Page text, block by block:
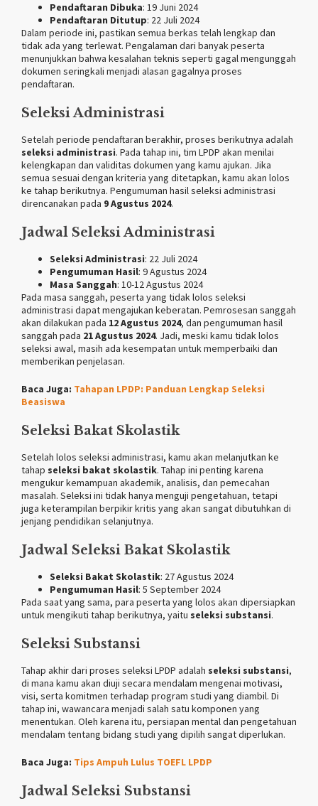
Pendaftaran Dibuka: 19 Juni 2024
Pendaftaran Ditutup: 22 Juli 2024
Dalam periode ini, pastikan semua berkas telah lengkap dan
tidak ada yang terlewat. Pengalaman dari banyak peserta
menunjukkan bahwa kesalahan teknis seperti gagal mengunggah
dokumen seringkali menjadi alasan gagalnya proses
pendaftaran.
Seleksi Administrasi
Setelah periode pendaftaran berakhir, proses berikutnya adalah
seleksi administrasi. Pada tahap ini, tim LPDP akan menilai
kelengkapan dan validitas dokumen yang kamu ajukan. Jika
semua sesuai dengan kriteria yang ditetapkan, kamu akan lolos
ke tahap berikutnya. Pengumuman hasil seleksi administrasi
direncanakan pada 9 Agustus 2024.
Jadwal Seleksi Administrasi
Seleksi Administrasi: 22 Juli 2024
Pengumuman Hasil: 9 Agustus 2024
Masa Sanggah: 10-12 Agustus 2024
Pada masa sanggah, peserta yang tidak lolos seleksi
administrasi dapat mengajukan keberatan. Pemrosesan sanggah
akan dilakukan pada 12 Agustus 2024, dan pengumuman hasil
sanggah pada 21 Agustus 2024. Jadi, meski kamu tidak lolos
seleksi awal, masih ada kesempatan untuk memperbaiki dan
memberikan penjelasan.
Baca Juga: Tahapan LPDP: Panduan Lengkap Seleksi
Beasiswa
Seleksi Bakat Skolastik
Setelah lolos seleksi administrasi, kamu akan melanjutkan ke
tahap seleksi bakat skolastik. Tahap ini penting karena
mengukur kemampuan akademik, analisis, dan pemecahan
masalah. Seleksi ini tidak hanya menguji pengetahuan, tetapi
juga keterampilan berpikir kritis yang akan sangat dibutuhkan di
jenjang pendidikan selanjutnya.
Jadwal Seleksi Bakat Skolastik
Seleksi Bakat Skolastik: 27 Agustus 2024
Pengumuman Hasil: 5 September 2024
Pada saat yang sama, para peserta yang lolos akan dipersiapkan
untuk mengikuti tahap berikutnya, yaitu seleksi substansi.
Seleksi Substansi
Tahap akhir dari proses seleksi LPDP adalah seleksi substansi,
di mana kamu akan diuji secara mendalam mengenai motivasi,
visi, serta komitmen terhadap program studi yang diambil. Di
tahap ini, wawancara menjadi salah satu komponen yang
menentukan. Oleh karena itu, persiapan mental dan pengetahuan
mendalam tentang bidang studi yang dipilih sangat diperlukan.
Baca Juga: Tips Ampuh Lulus TOEFL LPDP
Jadwal Seleksi Substansi